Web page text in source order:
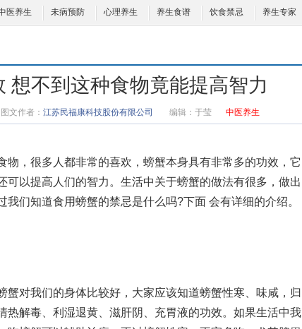
医养生 未病预防 心理养生 养生食谱 饮食禁忌 养生专家
想不到这种食物竟能提高智力
图文作者： 江苏民福康科技股份有限公司 编辑： 于莹 中医养生
，很多人都非常的喜欢，螃蟹本身具有非常多的功效，它
可以提高人们的智力。生活中关于螃蟹的做法有很多，做出
我们知道食用螃蟹的禁忌是什么吗?下面 会有详细的介绍。
对我们的身体比较好，大家应该知道螃蟹性寒、味咸，归
热解毒、利湿退黄、滋肝阴、充胃液的功效。如果生活中我